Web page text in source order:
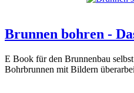
Brunnen bohren -
E Book für den Brunnenbau
Bohrbrunnen mit Bildern